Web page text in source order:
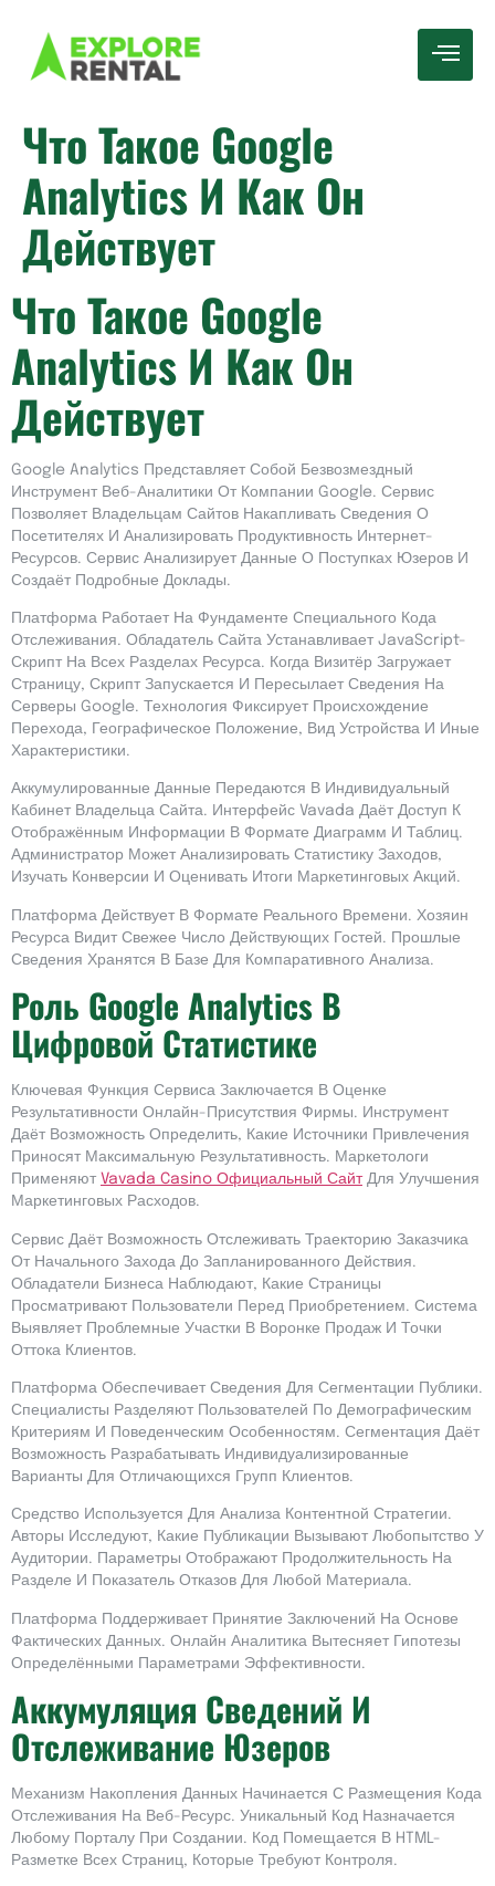
Что Такое Google
Analytics И Как Он
Действует
Что Такое Google
Analytics И Как Он
Действует
Google Analytics Представляет Собой Безвозмездный
Инструмент Веб-Аналитики От Компании Google. Сервис
Позволяет Владельцам Сайтов Накапливать Сведения О
Посетителях И Анализировать Продуктивность Интернет-
Ресурсов. Сервис Анализирует Данные О Поступках Юзеров И
Создаёт Подробные Доклады.
Платформа Работает На Фундаменте Специального Кода
Отслеживания. Обладатель Сайта Устанавливает JavaScript-
Скрипт На Всех Разделах Ресурса. Когда Визитёр Загружает
Страницу, Скрипт Запускается И Пересылает Сведения На
Серверы Google. Технология Фиксирует Происхождение
Перехода, Географическое Положение, Вид Устройства И Иные
Характеристики.
Аккумулированные Данные Передаются В Индивидуальный
Кабинет Владельца Сайта. Интерфейс Vavada Даёт Доступ К
Отображённым Информации В Формате Диаграмм И Таблиц.
Администратор Может Анализировать Статистику Заходов,
Изучать Конверсии И Оценивать Итоги Маркетинговых Акций.
Платформа Действует В Формате Реального Времени. Хозяин
Ресурса Видит Свежее Число Действующих Гостей. Прошлые
Сведения Хранятся В Базе Для Компаративного Анализа.
Роль Google Analytics В
Цифровой Статистике
Ключевая Функция Сервиса Заключается В Оценке
Результативности Онлайн-Присутствия Фирмы. Инструмент
Даёт Возможность Определить, Какие Источники Привлечения
Приносят Максимальную Результативность. Маркетологи
Применяют Vavada Casino Официальный СайтДля Улучшения
Маркетинговых Расходов.
Сервис Даёт Возможность Отслеживать Траекторию Заказчика
От Начального Захода До Запланированного Действия.
Обладатели Бизнеса Наблюдают, Какие Страницы
Просматривают Пользователи Перед Приобретением. Система
Выявляет Проблемные Участки В Воронке Продаж И Точки
Оттока Клиентов.
Платформа Обеспечивает Сведения Для Сегментации Публики.
Специалисты Разделяют Пользователей По Демографическим
Критериям И Поведенческим Особенностям. Сегментация Даёт
Возможность Разрабатывать Индивидуализированные
Варианты Для Отличающихся Групп Клиентов.
Средство Используется Для Анализа Контентной Стратегии.
Авторы Исследуют, Какие Публикации Вызывают Любопытство У
Аудитории. Параметры Отображают Продолжительность На
Разделе И Показатель Отказов Для Любой Материала.
Платформа Поддерживает Принятие Заключений На Основе
Фактических Данных. Онлайн Аналитика Вытесняет Гипотезы
Определёнными Параметрами Эффективности.
Аккумуляция Сведений И
Отслеживание Юзеров
Механизм Накопления Данных Начинается С Размещения Кода
Отслеживания На Веб-Ресурс. Уникальный Код Назначается
Любому Порталу При Создании. Код Помещается В HTML-
Разметке Всех Страниц, Которые Требуют Контроля.